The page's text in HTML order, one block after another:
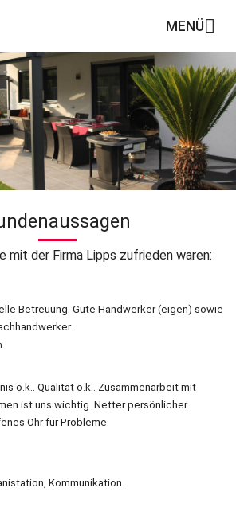
MENÜ
mit der Firma Lipps zufrieden waren:
Betreuung. Gute Handwerker (eigen) sowie
o.k.. Qualität o.k.. Zusammenarbeit mit
ist uns wichtig. Netter persönlicher
Ohr für Probleme.
Kommunikation.